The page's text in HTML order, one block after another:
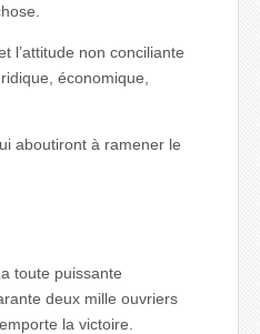
l’attitude non conciliante
économique,
aboutiront à ramener le
toute puissante
deux mille ouvriers
la victoire.